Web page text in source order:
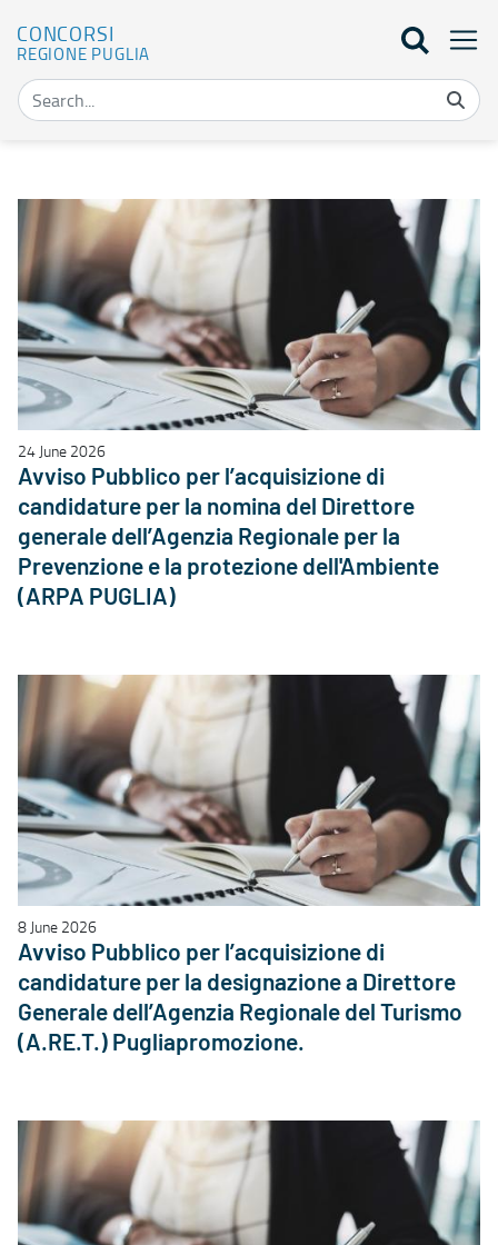
CONCORSI
REGIONE PUGLIA
24 June 2026
Avviso Pubblico per l’acquisizione di
candidature per la nomina del Direttore
generale dell’Agenzia Regionale per la
Prevenzione e la protezione dell'Ambiente
(ARPA PUGLIA)
8 June 2026
Avviso Pubblico per l’acquisizione di
candidature per la designazione a Direttore
Generale dell’Agenzia Regionale del Turismo
(A.RE.T.) Pugliapromozione.